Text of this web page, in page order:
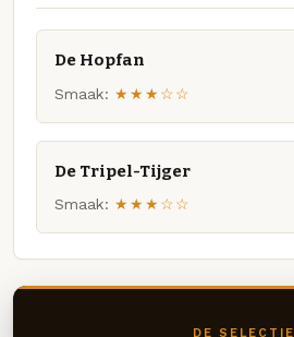
De Hopfan
Smaak: ★★★☆☆
De Tripel-Tijger
Smaak: ★★★☆☆
DE SELECTIE